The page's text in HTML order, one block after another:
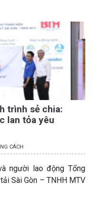
trình sẻ chia:
lan tỏa yêu
CÁCH
người lao động Tổng
Sài Gòn – TNHH MTV